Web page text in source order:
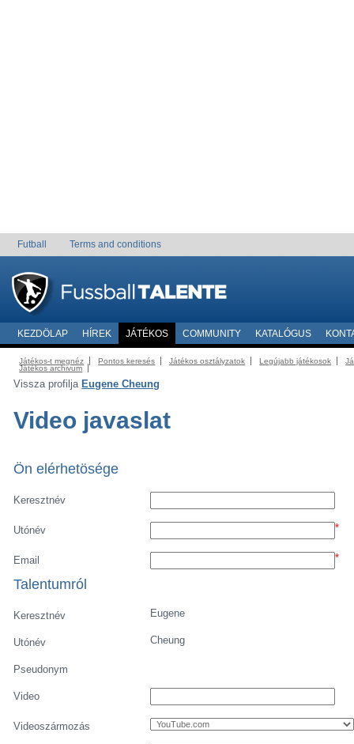
Futball Terms and conditions
KEZDÖLAP HÍREK JÁTÉKOS COMMUNITY KATALÓGUS
Játékos-t megnéz Pontos keresés Játékos osztályzatok Legújabb játékosok
Játékos archivum
Vissza profilja Eugene Cheung
Video javaslat
Ön elérhetösége
Keresztnév
Utónév *
Email *
Talentumról
Keresztnév Eugene
Utónév Cheung
Pseudonym
Video
Videoszármozás